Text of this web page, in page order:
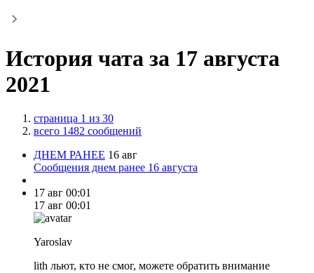
История чата за 17 августа
2021
страница 1 из 30
всего 1482 сообщений
ДНЕМ РАНЕЕ 16 авг
Сообщения днем ранее 16 августа
17 авг 00:01
17 авг 00:01
Yaroslav
lith льют, кто не смог, можете обратить внимание